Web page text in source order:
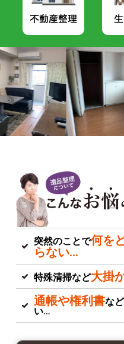
突然のことで何を
らない…
特殊清掃など大掛
通帳や権利書な
い…